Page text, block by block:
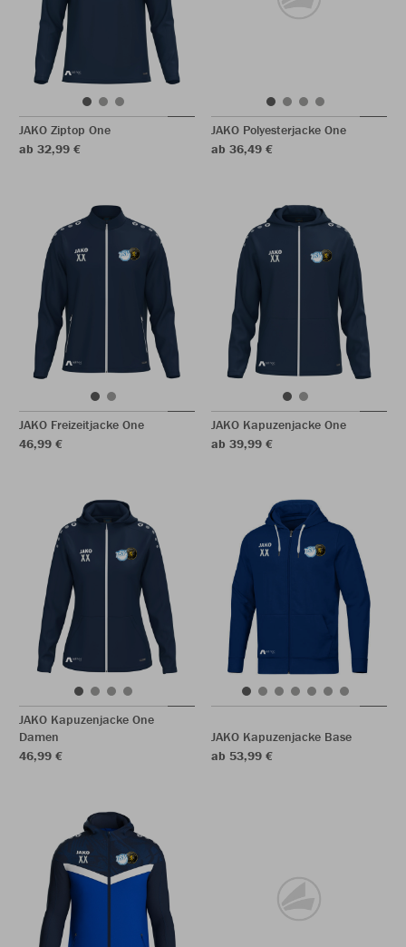
JAKO Ziptop One
ab 32,99 €
JAKO Polyesterjacke One
ab 36,49 €
JAKO Freizeitjacke One
46,99 €
JAKO Kapuzenjacke One
ab 39,99 €
JAKO Kapuzenjacke One
Damen
46,99 €
JAKO Kapuzenjacke Base
ab 53,99 €